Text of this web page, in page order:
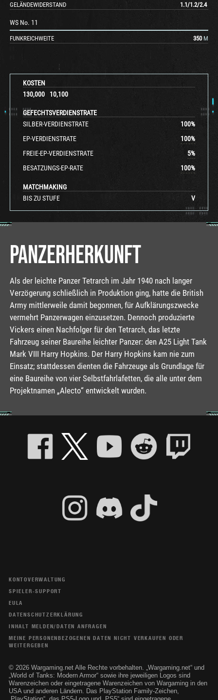
KOSTEN
130,000
10,100
GEFECHTSVERDIENSTRATE
SILBER-VERDIENSTRATE
100%
EP-VERDIENSTRATE
100%
FREIE-EP-VERDIENSTRATE
5%
BESATZUNGS-EP-RATE
100%
MATCHMAKING
BIS ZU STUFE
V
GELÄNDEWIDERSTAND
1.1/1.2/2.4
WS No. 11
FUNKREICHWEITE 350 M
PANZERHERKUNFT
Als der leichte Panzer Tetrarch im Jahr 1940 nach langer
Verzögerung schließlich in Produktion ging, hatte die British
Army mittlerweile damit begonnen, für Aufklärungszwecke
vermehrt Panzerwagen einzusetzen. Dennoch produzierte
Vickers einen Nachfolger für den Tetrarch, das letzte
Fahrzeug seiner Baureihe leichter Panzer: den A25 Light Tank
Mark VIII Harry Hopkins. Der Harry Hopkins kam nie zum
Einsatz; stattdessen dienten die Fahrzeuge als Grundlage für
eine Baureihe von vier Selbstfahrlafetten, die alle unter dem
Projektnamen „Alecto“ entwickelt wurden.
KONTOVERWALTUNG
SPIELER-SUPPORT
EULA
DATENSCHUTZERKLÄRUNG
INHALT MELDEN/DATEN ANFRAGEN
MEINE PERSONENBEZOGENEN DATEN NICHT VERKAUFEN ODER
WEITERGEBEN
© 2026 Wargaming.net Alle Rechte vorbehalten. „Wargaming.net“ und
„World of Tanks: Modern Armor“ sowie ihre jeweiligen Logos sind
Warenzeichen oder eingetragene Warenzeichen von Wargaming in den
USA und anderen Ländern. Das PlayStation Family-Zeichen,